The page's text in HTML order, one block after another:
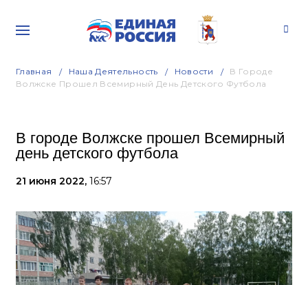
Главная Наша Деятельность Новости
В Городе
Волжске Прошел Всемирный День Детского Футбола
В городе Волжске прошел Всемирный
день детского футбола
21 июня 2022, 16:57